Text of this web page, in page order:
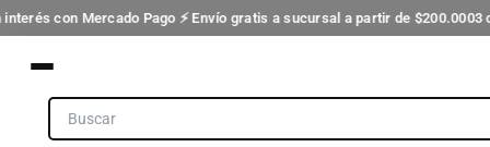
con Mercado Pago ⚡ Envío gratis a sucursal a partir de $200.0003
Ir
al
contenido
Search